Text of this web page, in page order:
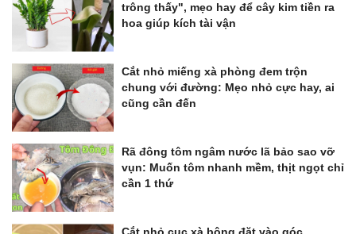
trông thấy", mẹo hay để cây kim tiền ra
hoa giúp kích tài vận
Cắt nhỏ miếng xà phòng đem trộn
chung với đường: Mẹo nhỏ cực hay, ai
cũng cần đến
Rã đông tôm ngâm nước lã bảo sao vỡ
vụn: Muốn tôm nhanh mềm, thịt ngọt chỉ
cần 1 thứ